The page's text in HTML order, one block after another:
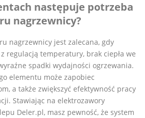
następuje potrzeba
nagrzewnicy?
nagrzewnicy jest zalecana, gdy
regulacją temperatury, brak ciepła we
spadki wydajności ogrzewania.
elementu może zapobiec
a także zwiększyć efektywność pracy
Stawiając na elektrozawory
Deler.pl, masz pewność, że system